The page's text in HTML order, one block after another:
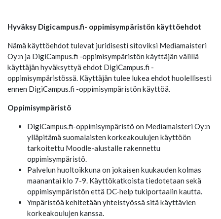
Hyväksy Digicampus.fi- oppimisympäristön käyttöehdot
Nämä käyttöehdot tulevat juridisesti sitoviksi Mediamaisteri
Oy:n ja DigiCampus.fi -oppimisympäristön käyttäjän välillä
käyttäjän hyväksyttyä ehdot DigiCampus.fi -
oppimisympäristössä. Käyttäjän tulee lukea ehdot huolellisesti
ennen DigiCampus.fi -oppimisympäristön käyttöä.
Oppimisympäristö
DigiCampus.fi-oppimisympäristö on Mediamaisteri Oy:n
ylläpitämä suomalaisten korkeakoulujen käyttöön
tarkoitettu Moodle-alustalle rakennettu
oppimisympäristö.
Palvelun huoltoikkuna on jokaisen kuukauden kolmas
maanantai klo 7-9. Käyttökatkoista tiedotetaan sekä
oppimisympäristön että DC-help tukiportaalin kautta.
Ympäristöä kehitetään yhteistyössä sitä käyttävien
korkeakoulujen kanssa.